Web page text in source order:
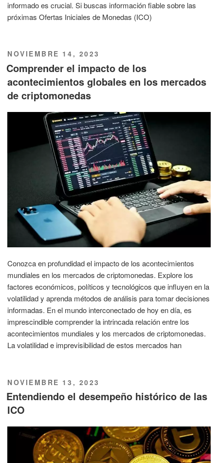
informado es crucial. Si buscas información fiable sobre las
próximas Ofertas Iniciales de Monedas (ICO)
PUBLICADO
EL
NOVIEMBRE 14, 2023
Comprender el impacto de los
acontecimientos globales en los mercados
de criptomonedas
Conozca en profundidad el impacto de los acontecimientos
mundiales en los mercados de criptomonedas. Explore los
factores económicos, políticos y tecnológicos que influyen en la
volatilidad y aprenda métodos de análisis para tomar decisiones
informadas. En el mundo interconectado de hoy en día, es
imprescindible comprender la intrincada relación entre los
acontecimientos mundiales y los mercados de criptomonedas.
La volatilidad e imprevisibilidad de estos mercados han
PUBLICADO
EL
NOVIEMBRE 13, 2023
Entendiendo el desempeño histórico de las
ICO